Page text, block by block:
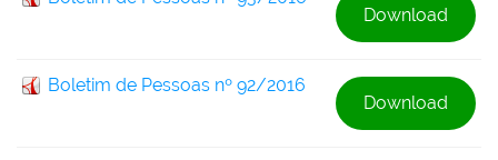
Download
Boletim de Pessoas nº 92/2016
Download